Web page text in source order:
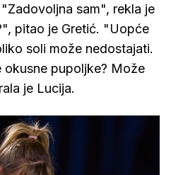
sam", rekla je
pitao je Gretić. "Uopće
soli može nedostajati.
okusne pupoljke? Može
je Lucija.